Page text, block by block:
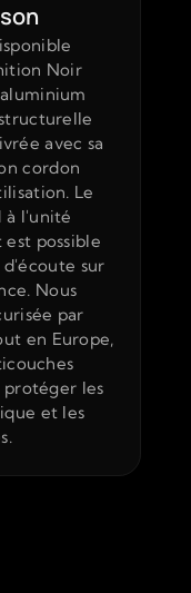
Noir
avec sa
cordon
Le
à l'unité
possible
d'écoute sur
Nous
par
en Europe,
les
et les